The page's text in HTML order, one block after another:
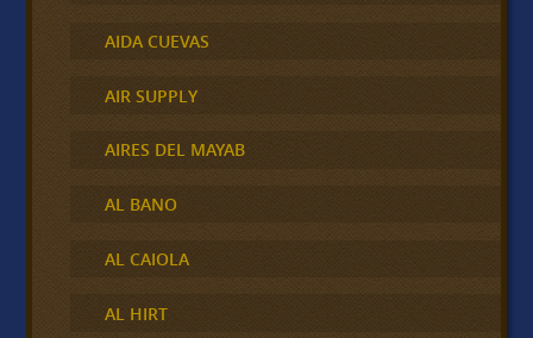
AIDA CUEVAS
AIR SUPPLY
AIRES DEL MAYAB
AL BANO
AL CAIOLA
AL HIRT